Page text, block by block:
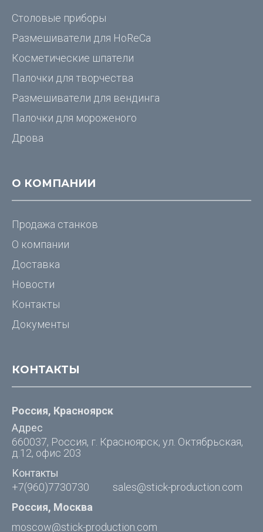
Столовые приборы
Размешиватели для HoReCa
Косметические шпатели
Палочки для творчества
Размешиватели для вендинга
Палочки для мороженого
Дрова
О КОМПАНИИ
Продажа станков
О компании
Доставка
Новости
Контакты
Документы
КОНТАКТЫ
Россия, Красноярск
Адрес
660037, Россия, г. Красноярск, ул. Октябрьская,
д.12, офис 203
Контакты
+7(960)7730730
sales@stick-production.com
Россия, Москва
moscow@stick-production.com